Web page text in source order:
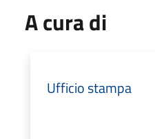
A cura di
Ufficio stampa